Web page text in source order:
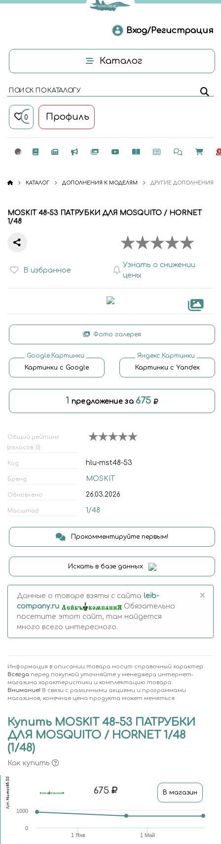
Вход/Регистрация
Каталог
ПОИСК ПО КАТАЛОГУ
0 Профиль
КАТАЛОГ ДОПОЛНЕНИЯ К МОДЕЛЯМ ДРУГИЕ ДОПОЛНЕНИЯ
MOSKIT 48-53 ПАТРУБКИ ДЛЯ MOSQUITO / HORNET
1/48
В избранное
Узнать о снижении
цены
Фото галерея
Google.Картинки
Картинки с Google
Яндекс.Картинки
Картинки с Yandex
1 предложение за675
Общий рейтинг
(голосов: 0)
Код hlu-mst48-53
Бренд MOSKIT
Обновлено 26.03.2026
Масштаб 1/48
Прокомментируйте первым!
Искать в базе данных
Данные о товаре взяты с сайта leib-
company.ru
Обязательно
посетите этот сайт, там найдется
много всего интересного.
×
Информация в описании товара носит справочный характер.
Всегда перед покупкой уточняйте у менеджера интернет-
магазина характеристики и комплектацию товара.
Внимание! В связи с различными акциями и программами
магазинов, конечная цена продукта может меняться.
Купить MOSKIT 48-53 ПАТРУБКИ
ДЛЯ MOSQUITO / HORNET 1/48
(1/48)
Как купить
Арт.
hlu-mst48-53 675 В магазин
1 Янв 1 Май
0
1000